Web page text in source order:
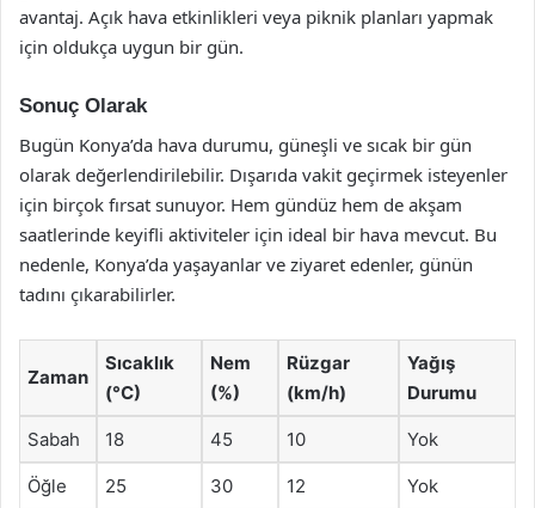
avantaj. Açık hava etkinlikleri veya piknik planları yapmak
için oldukça uygun bir gün.
Sonuç Olarak
Bugün Konya’da hava durumu, güneşli ve sıcak bir gün
olarak değerlendirilebilir. Dışarıda vakit geçirmek isteyenler
için birçok fırsat sunuyor. Hem gündüz hem de akşam
saatlerinde keyifli aktiviteler için ideal bir hava mevcut. Bu
nedenle, Konya’da yaşayanlar ve ziyaret edenler, günün
tadını çıkarabilirler.
Zaman
Sıcaklık
(°C)
Nem
(%)
Rüzgar
(km/h)
Yağış
Durumu
Sabah 18 45 10 Yok
Öğle 25 30 12 Yok